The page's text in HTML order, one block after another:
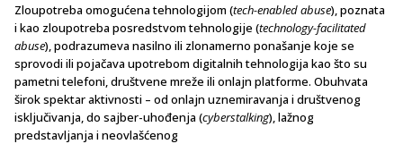
Zloupotreba omogućena tehnologijom (tech-enabled abuse), poznata
i kao zloupotreba posredstvom tehnologije (technology-facilitated
abuse), podrazumeva nasilno ili zlonamerno ponašanje koje se
sprovodi ili pojačava upotrebom digitalnih tehnologija kao što su
pametni telefoni, društvene mreže ili onlajn platforme. Obuhvata
širok spektar aktivnosti – od onlajn uznemiravanja i društvenog
isključivanja, do sajber-uhođenja (cyberstalking), lažnog
predstavljanja i neovlašćenog